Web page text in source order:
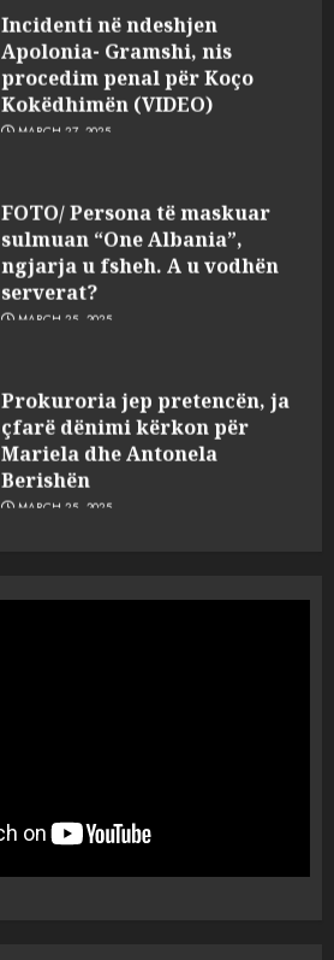
Incidenti në ndeshjen
Apolonia- Gramshi, nis
procedim penal për Koço
Kokëdhimën (VIDEO)
MARCH 27, 2025
FOTO/ Persona të maskuar
sulmuan “One Albania”,
ngjarja u fsheh. A u vodhën
serverat?
MARCH 25, 2025
Prokuroria jep pretencën, ja
çfarë dënimi kërkon për
Mariela dhe Antonela
Berishën
MARCH 25, 2025
“bosen” Joana Nano për
abuzim me fondet publike dhe
pasuri të pajustifikuar